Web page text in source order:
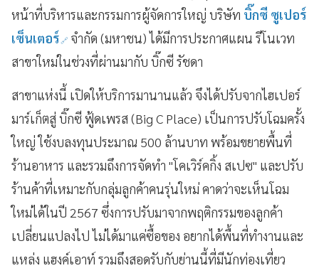
หน้าที่บริหารและกรรมการผู้จัดการใหญ่ บริษัท บิ๊กซี ซูเปอร์
เซ็นเตอร์
จำกัด (มหาชน) ได้มีการประกาศแผน รีโนเวท
สาขาใหม่ในช่วงที่ผ่านมากับ บิ๊กซี รัชดา
สาขาแห่งนี้ เปิดให้บริการมานานแล้ว จึงได้ปรับจากไฮเปอร์
มาร์เก็ตสู่ บิ๊กซี ฟู้ดเพรส (Big C Place) เป็นการปรับโฉมครั้ง
ใหญ่ ใช้งบลงทุนประมาณ 500 ล้านบาท พร้อมขยายพื้นที่
ร้านอาหาร และรวมถึงการจัดทำ "โคเวิร์คกิ้ง สเปซ" และปรับ
ร้านค้าที่เหมาะกับกลุ่มลูกค้าคนรุ่นใหม่ คาดว่าจะเห็นโฉม
ใหม่ได้ในปี 2567 ซึ่งการปรับมาจากพฤติกรรมของลูกค้า
เปลี่ยนแปลงไป ไม่ได้มาแค่ซื้อของ อยากได้พื้นที่ทำงานและ
แหล่ง แฮงค์เอาท์ รวมถึงสอดรับกับย่านนี้ที่มีนักท่องเที่ยว